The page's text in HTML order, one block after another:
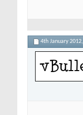
4th January 2012,